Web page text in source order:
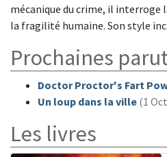
mécanique du crime, il
la fragilité humaine. Son style
Prochaines
Doctor Proctor's Fart
Un loup dans la ville (1
Les livres